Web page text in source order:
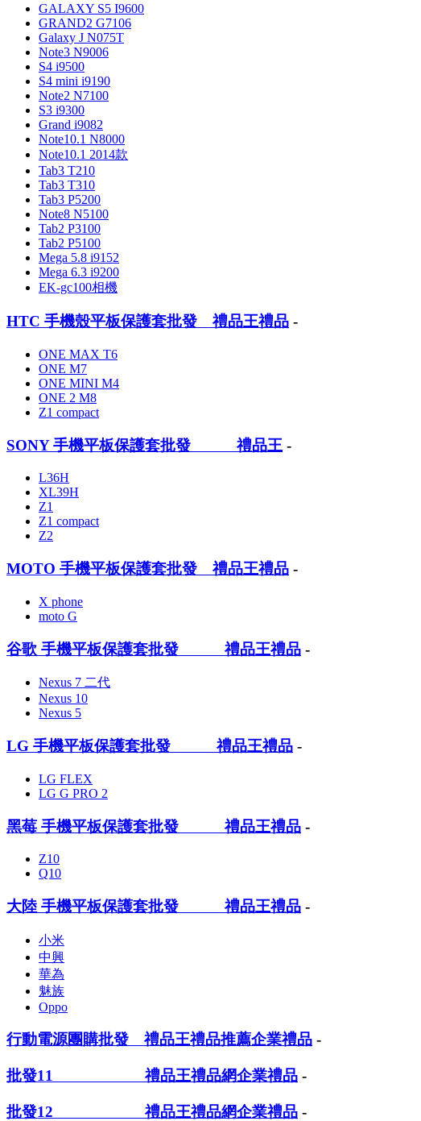
GALAXY S5 I9600
GRAND2 G7106
Galaxy J N075T
Note3 N9006
S4 i9500
S4 mini i9190
Note2 N7100
S3 i9300
Grand i9082
Note10.1 N8000
Note10.1 2014款
Tab3 T210
Tab3 T310
Tab3 P5200
Note8 N5100
Tab2 P3100
Tab2 P5100
Mega 5.8 i9152
Mega 6.3 i9200
EK-gc100相機
HTC 手機殼平板保護套批發 禮品王禮品 -
ONE MAX T6
ONE M7
ONE MINI M4
ONE 2 M8
Z1 compact
SONY 手機平板保護套批發 禮品王 -
L36H
XL39H
Z1
Z1 compact
Z2
MOTO 手機平板保護套批發 禮品王禮品 -
X phone
moto G
谷歌 手機平板保護套批發 禮品王禮品 -
Nexus 7 二代
Nexus 10
Nexus 5
LG 手機平板保護套批發 禮品王禮品 -
LG FLEX
LG G PRO 2
黑莓 手機平板保護套批發 禮品王禮品 -
Z10
Q10
大陸 手機平板保護套批發 禮品王禮品 -
小米
中興
華為
魅族
Oppo
行動電源團購批發 禮品王禮品推薦企業禮品 -
批發11 禮品王禮品網企業禮品 -
批發12 禮品王禮品網企業禮品 -